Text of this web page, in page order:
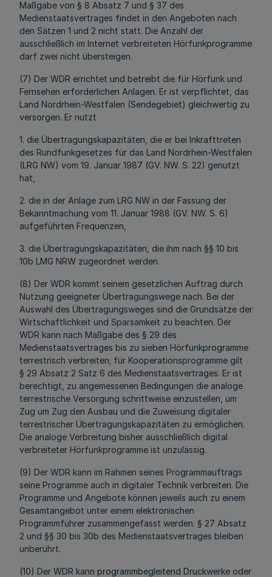
Maßgabe von § 8 Absatz 7 und § 37 des
Medienstaatsvertrages findet in den Angeboten nach
den Sätzen 1 und 2 nicht statt. Die Anzahl der
ausschließlich im Internet verbreiteten Hörfunkprogramme
darf zwei nicht übersteigen.
(7) Der WDR errichtet und betreibt die für Hörfunk und
Fernsehen erforderlichen Anlagen. Er ist verpflichtet, das
Land Nordrhein-Westfalen (Sendegebiet) gleichwertig zu
versorgen. Er nutzt
1. die Übertragungskapazitäten, die er bei Inkrafttreten
des Rundfunkgesetzes für das Land Nordrhein-Westfalen
(LRG NW) vom 19. Januar 1987 (GV. NW. S. 22) genutzt
hat,
2. die in der Anlage zum LRG NW in der Fassung der
Bekanntmachung vom 11. Januar 1988 (GV. NW. S. 6)
aufgeführten Frequenzen,
3. die Übertragungskapazitäten, die ihm nach §§ 10 bis
10b LMG NRW zugeordnet werden.
(8) Der WDR kommt seinem gesetzlichen Auftrag durch
Nutzung geeigneter Übertragungswege nach. Bei der
Auswahl des Übertragungsweges sind die Grundsätze der
Wirtschaftlichkeit und Sparsamkeit zu beachten. Der
WDR kann nach Maßgabe des § 29 des
Medienstaatsvertrages bis zu sieben Hörfunkprogramme
terrestrisch verbreiten; für Koopera­tionsprogramme gilt
§ 29 Absatz 2 Satz 6 des Medienstaatsvertrages. Er ist
berechtigt, zu angemessenen Bedingungen die analoge
terrestrische Versorgung schrittweise einzustellen, um
Zug um Zug den Ausbau und die Zuweisung digitaler
terrestrischer Übertragungskapazitäten zu ermöglichen.
Die analoge Verbreitung bisher ausschließlich digital
verbreiteter Hörfunkprogramme ist unzulässig.
(9) Der WDR kann im Rahmen seines Programmauftrags
seine Programme auch in digitaler Technik verbreiten. Die
Programme und Angebote können jeweils auch zu einem
Gesamtangebot unter einem elektronischen
Programmführer zusammengefasst werden. § 27 Absatz
2 und §§ 30 bis 30b des Medienstaatsvertrages bleiben
unberührt.
(10) Der WDR kann programmbegleitend Druckwerke oder